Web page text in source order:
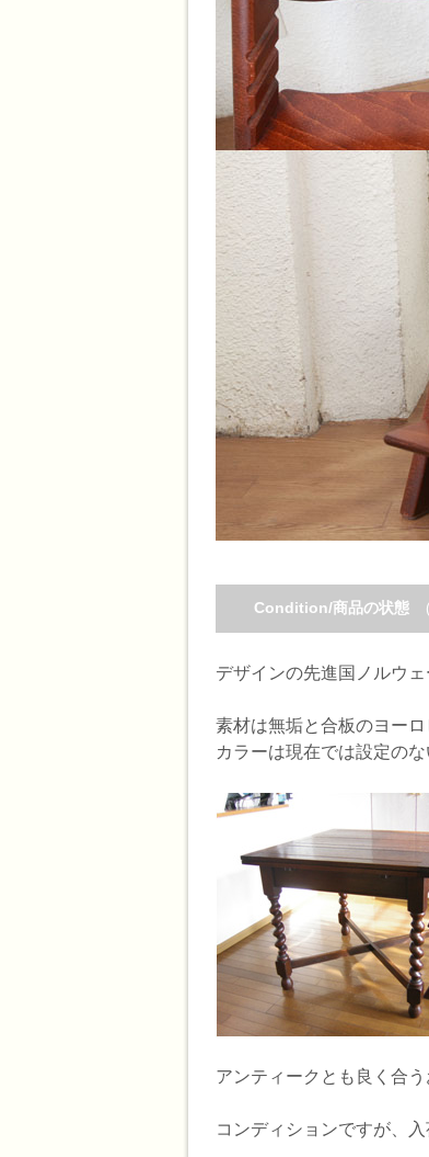
Condition/商品の状態
デザインの先進国ノルウ
素材は無垢と合板のヨーロ
カラーは現在では設定のな
アンティークとも良く合う
コンディションですが、